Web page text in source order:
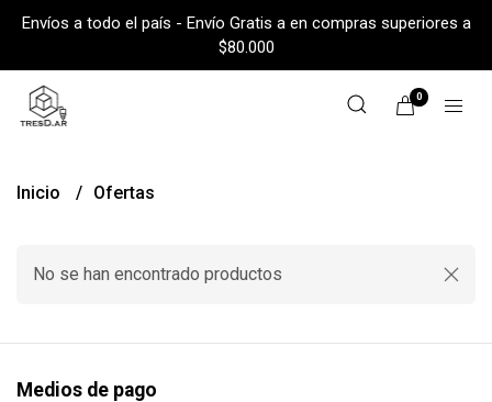
Envíos a todo el país - Envío Gratis a en compras superiores a
$80.000
0
Inicio Ofertas
No se han encontrado productos
Medios de pago